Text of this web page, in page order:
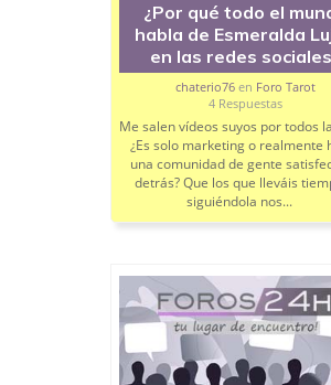
¿Por qué todo el
habla de Esmeralda
en las redes
chaterio76 en Foro Tarot
4 Respuestas
Me salen vídeos suyos por todos
¿Es solo marketing o realmente
una comunidad de gente
detrás? Que los que lleváis
siguiéndola nos...